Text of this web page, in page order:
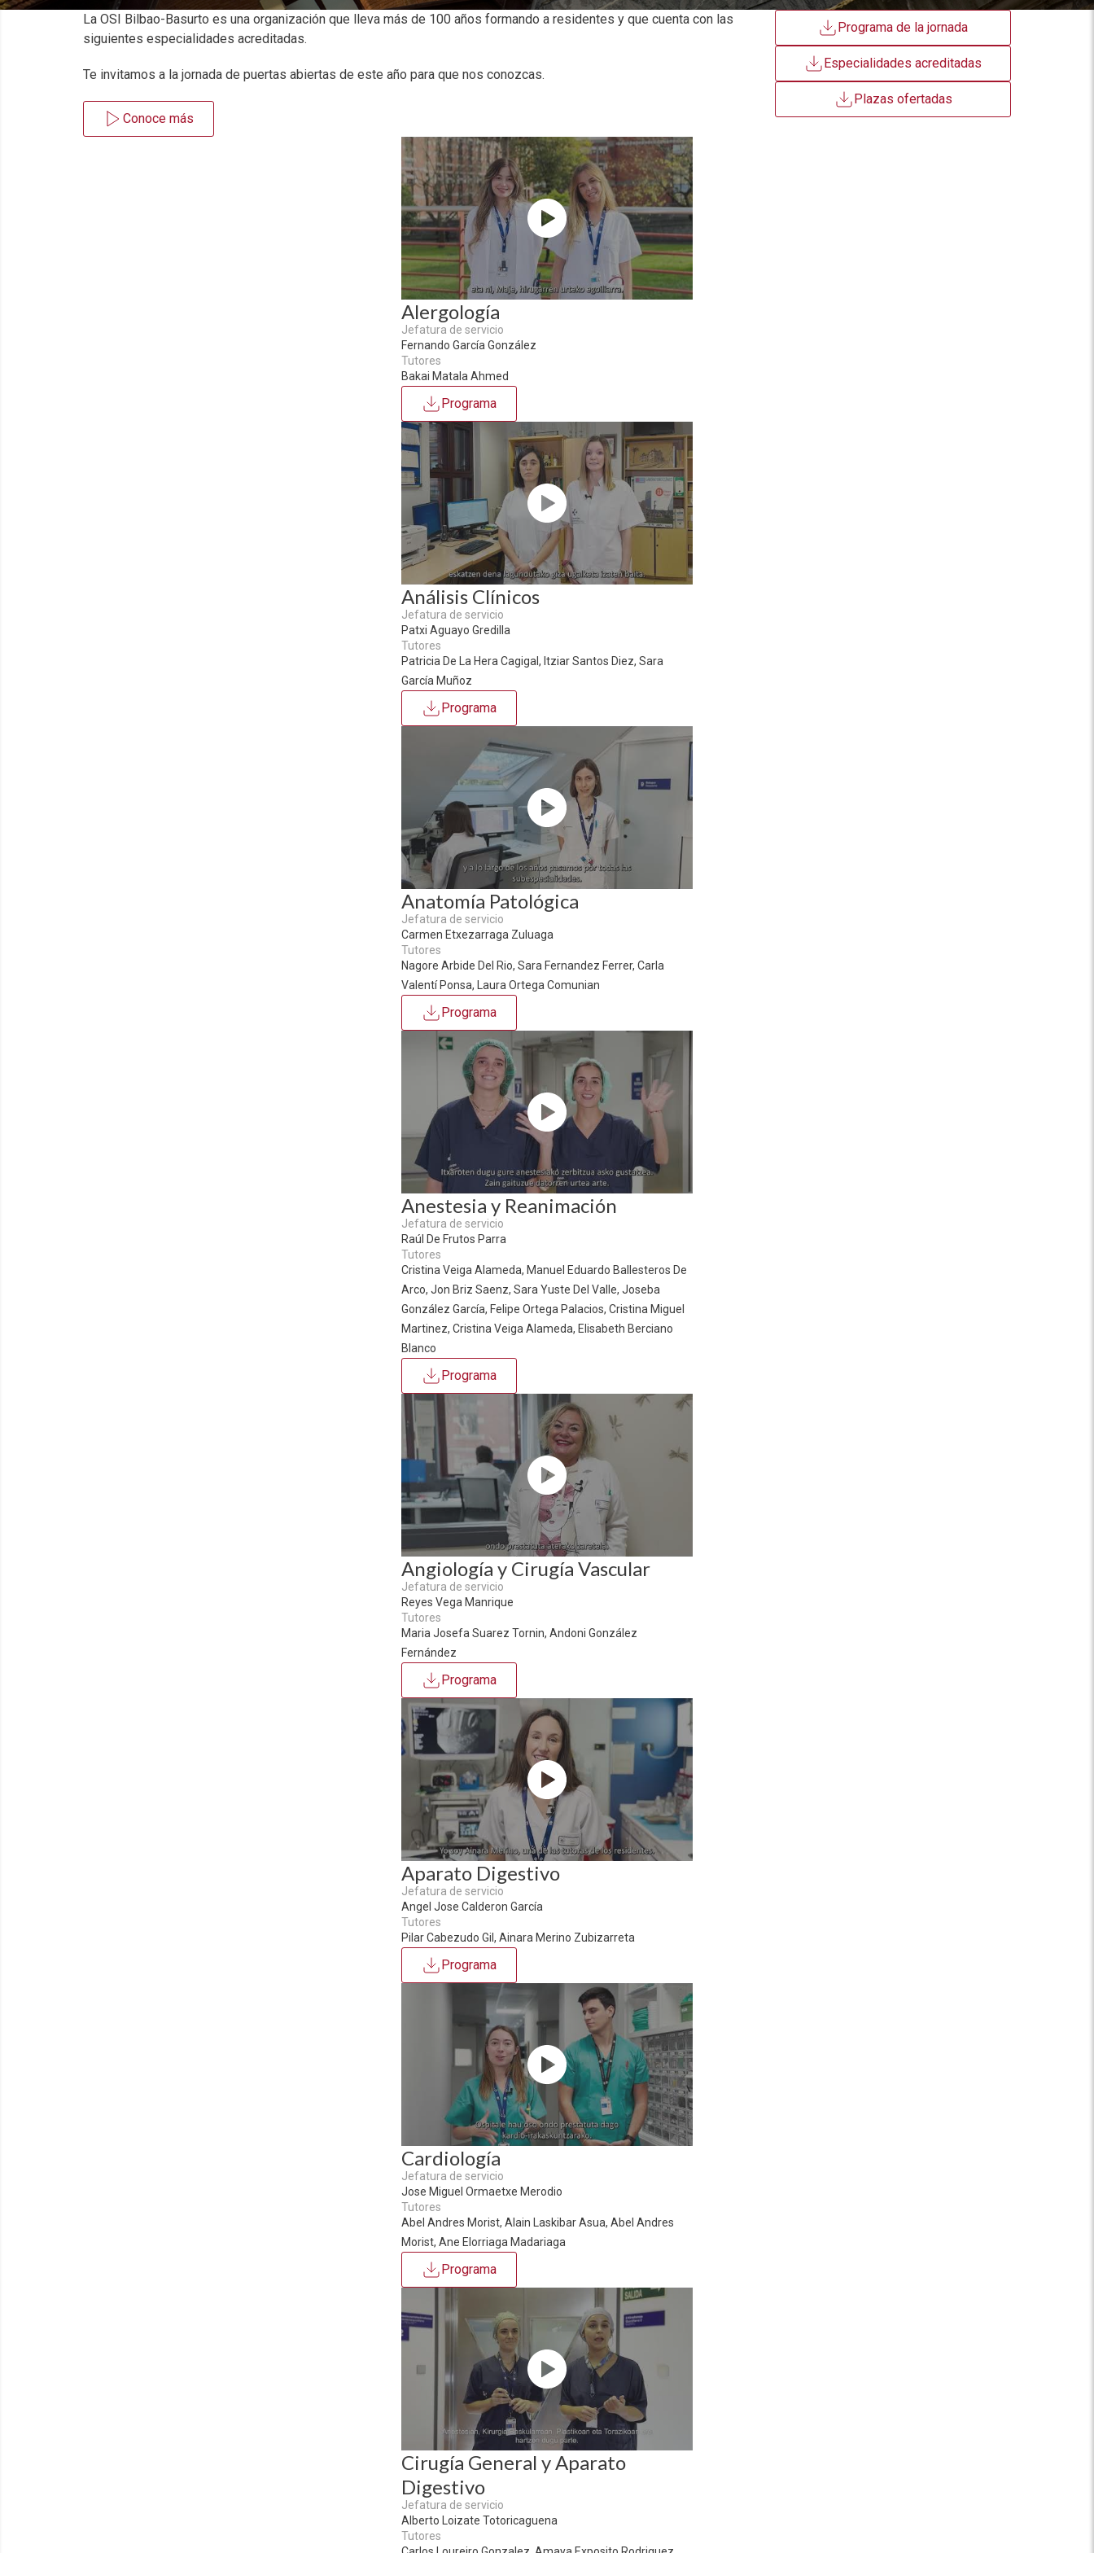
La OSI Bilbao-Basurto es una organización que lleva más de 100 años formando a residentes y que cuenta con las
siguientes especialidades acreditadas.
Te invitamos a la jornada de puertas abiertas de este año para que nos conozcas.
Conoce más
Programa de la jornada
Especialidades acreditadas
Plazas ofertadas
Alergología
Jefatura de servicio
Fernando García González
Tutores
Bakai Matala Ahmed
Programa
Análisis Clínicos
Jefatura de servicio
Patxi Aguayo Gredilla
Tutores
Patricia De La Hera Cagigal, Itziar Santos Diez, Sara
García Muñoz
Programa
Anatomía Patológica
Jefatura de servicio
Carmen Etxezarraga Zuluaga
Tutores
Nagore Arbide Del Rio, Sara Fernandez Ferrer, Carla
Valentí Ponsa, Laura Ortega Comunian
Programa
Anestesia y Reanimación
Jefatura de servicio
Raúl De Frutos Parra
Tutores
Cristina Veiga Alameda, Manuel Eduardo Ballesteros De
Arco, Jon Briz Saenz, Sara Yuste Del Valle, Joseba
González García, Felipe Ortega Palacios, Cristina Miguel
Martinez, Cristina Veiga Alameda, Elisabeth Berciano
Blanco
Programa
Angiología y Cirugía Vascular
Jefatura de servicio
Reyes Vega Manrique
Tutores
Maria Josefa Suarez Tornin, Andoni González
Fernández
Programa
Aparato Digestivo
Jefatura de servicio
Angel Jose Calderon García
Tutores
Pilar Cabezudo Gil, Ainara Merino Zubizarreta
Programa
Cardiología
Jefatura de servicio
Jose Miguel Ormaetxe Merodio
Tutores
Abel Andres Morist, Alain Laskibar Asua, Abel Andres
Morist, Ane Elorriaga Madariaga
Programa
Cirugía General y Aparato
Digestivo
Jefatura de servicio
Alberto Loizate Totoricaguena
Tutores